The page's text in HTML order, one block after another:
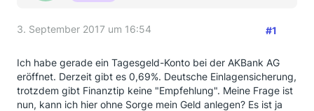
3. September 2017 um 16:54 #1
Ich habe gerade ein Tagesgeld-Konto bei der AKBank AG
eröffnet. Derzeit gibt es 0,69%. Deutsche Einlagensicherung,
trotzdem gibt Finanztip keine "Empfehlung". Meine Frage ist
nun, kann ich hier ohne Sorge mein Geld anlegen? Es ist ja